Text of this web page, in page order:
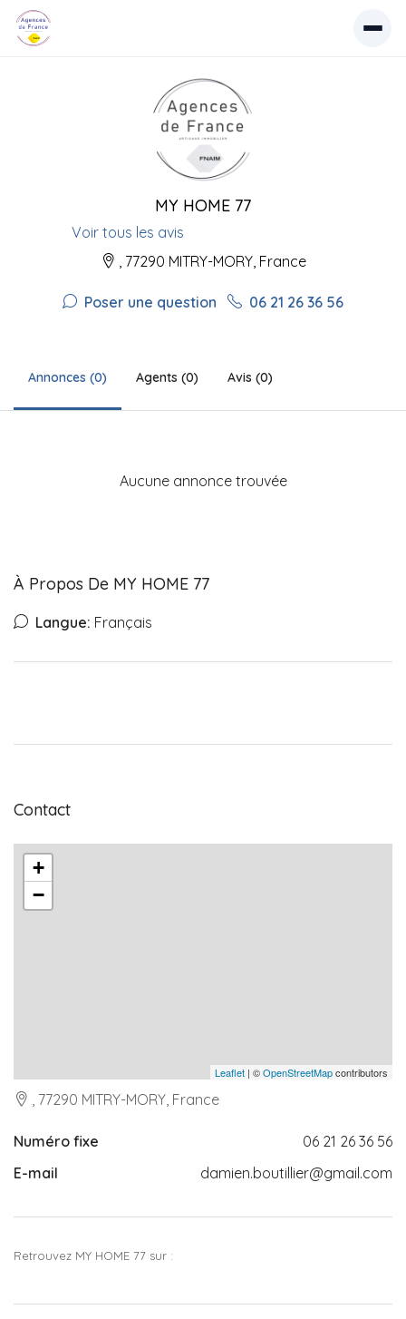
MY HOME 77
Voir tous les avis
, 77290 MITRY-MORY, France
Poser une question 06 21 26 36 56
Annonces (0) Agents (0) Avis (0)
Aucune annonce trouvée
À Propos De MY HOME 77
Langue: Français
Contact
+
−
Leaflet | ©OpenStreetMapcontributors
, 77290 MITRY-MORY, France
Numéro fixe
06 21 26 36 56
E-mail
damien.boutillier@gmail.com
Retrouvez MY HOME 77 sur :